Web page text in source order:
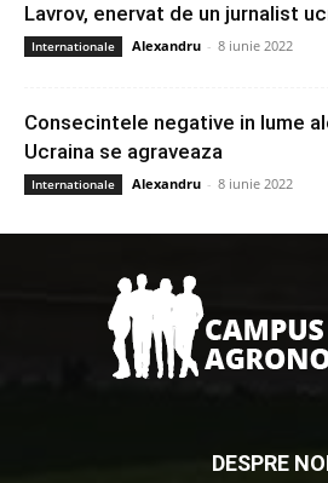
Lavrov, enervat de un jurnalist
Internationale Alexandru - 8 iunie 2022
Consecintele negative in lume
Ucraina se agraveaza
Internationale Alexandru - 8 iunie 2022
DESPRE